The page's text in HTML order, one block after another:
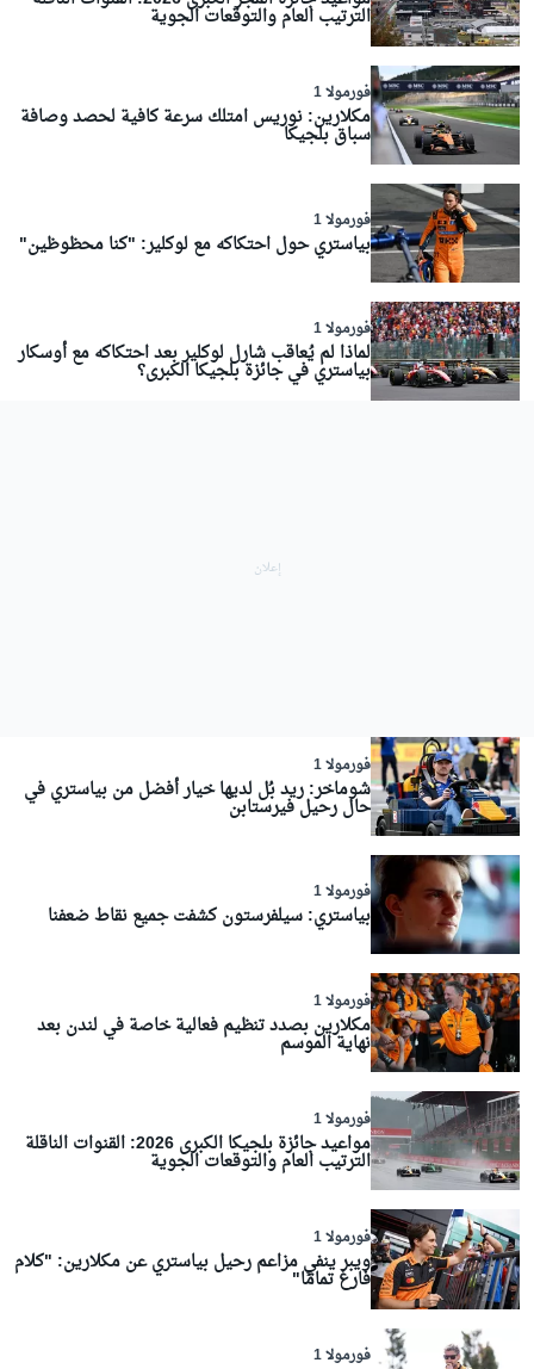
الترتيب العام والتوقعات الجوية
فورمولا 1
مكلارين: نوريس امتلك سرعة كافية لحصد وصافة
سباق بلجيكا
فورمولا 1
بياستري حول احتكاكه مع لوكلير: "كنا محظوظين"
فورمولا 1
لماذا لم يُعاقب شارل لوكلير بعد احتكاكه مع أوسكار
بياستري في جائزة بلجيكا الكبرى؟
فورمولا 1
شوماخر: ريد بُل لديها خيار أفضل من بياستري في
حال رحيل فيرستابن
فورمولا 1
بياستري: سيلفرستون كشفت جميع نقاط ضعفنا
فورمولا 1
مكلارين بصدد تنظيم فعالية خاصة في لندن بعد
نهاية الموسم
فورمولا 1
مواعيد جائزة بلجيكا الكبرى 2026: القنوات الناقلة
الترتيب العام والتوقعات الجوية
فورمولا 1
ويبر ينفي مزاعم رحيل بياستري عن مكلارين: "كلام
فارغ تمامًا"
فورمولا 1